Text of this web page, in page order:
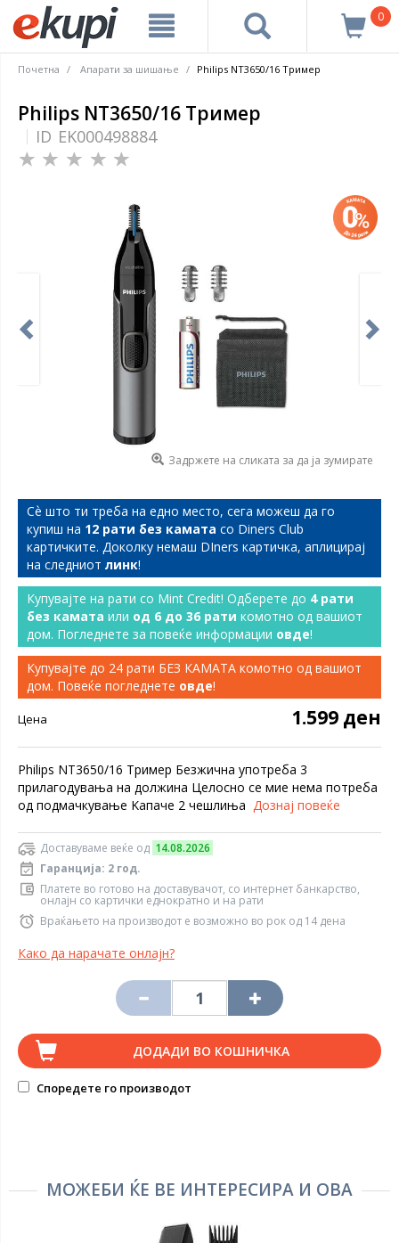
0
Почетна Апарати за шишање Philips NT3650/16 Тример
Philips NT3650/16 Тример
ID EK000498884
Задржете на сликата за да ја зумирате
Сѐ што ти треба на едно место, сега можеш да го
купиш на 12 рати без камата со Diners Club
картичките. Доколку немаш DIners картичка, аплицирај
на следниот линк!
Купувајте на рати со Mint Credit! Одберете до 4 рати
без камата или од 6 до 36 рати комотно од вашиот
дом. Погледнете за повеќе информации овде!
Купувајте до 24 рати БЕЗ КАМАТА комотно од вашиот
дом. Повеќе погледнете овде!
Цена 1.599 ден
Philips NT3650/16 Тример Безжична употреба 3
прилагодувања на должина Целосно се мие нема потреба
од подмачкување Kапаче 2 чешлиња Дознај повеќе
Доставуваме веќе од 14.08.2026
Гаранција: 2 год.
Платете во готово на доставувачот, со интернет банкарство,
онлајн со картички еднократно и на рати
Враќањето на производот е возможно во рок од 14 дена
Како да нарачате онлајн?
ДОДАДИ ВО КОШНИЧКА
Споредете го производот
МОЖЕБИ ЌЕ ВЕ ИНТЕРЕСИРА И ОВА